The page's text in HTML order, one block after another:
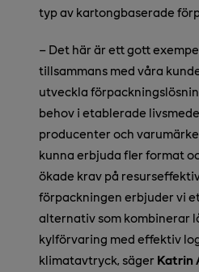
typ av kartongbaserade
– Det här är ett gott
tillsammans med våra
utveckla
behov i etablerade
producenter och
kunna erbjuda fler format
ökade krav på
förpackningen erbjuder vi
alternativ som kombinerar
kylförvaring med effektiv
klimatavtryck, säger Katrin